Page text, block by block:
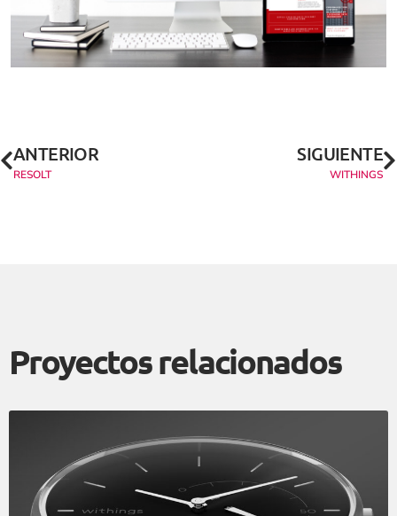
ANTERIOR
RESOLT
SIGUIENTE
WITHINGS
Proyectos relacionados